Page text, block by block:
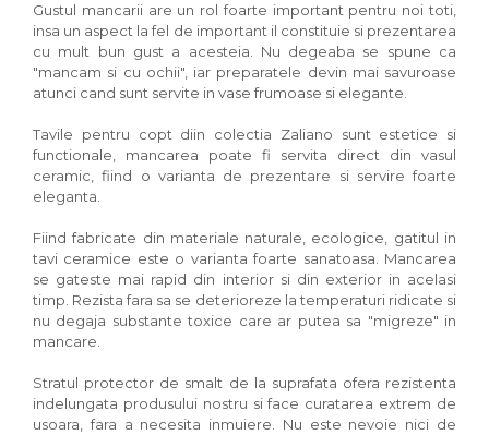
Gustul mancarii are un rol foarte important pentru noi toti,
insa un aspect la fel de important il constituie si prezentarea
cu mult bun gust a acesteia. Nu degeaba se spune ca
"mancam si cu ochii", iar preparatele devin mai savuroase
atunci cand sunt servite in vase frumoase si elegante.
Tavile pentru copt diin colectia Zaliano sunt estetice si
functionale, mancarea poate fi servita direct din vasul
ceramic, fiind o varianta de prezentare si servire foarte
eleganta.
Fiind fabricate din materiale naturale, ecologice, gatitul in
tavi ceramice este o varianta foarte sanatoasa. Mancarea
se gateste mai rapid din interior si din exterior in acelasi
timp. Rezista fara sa se deterioreze la temperaturi ridicate si
nu degaja substante toxice care ar putea sa "migreze" in
mancare.
Stratul protector de smalt de la suprafata ofera rezistenta
indelungata produsului nostru si face curatarea extrem de
usoara, fara a necesita inmuiere. Nu este nevoie nici de